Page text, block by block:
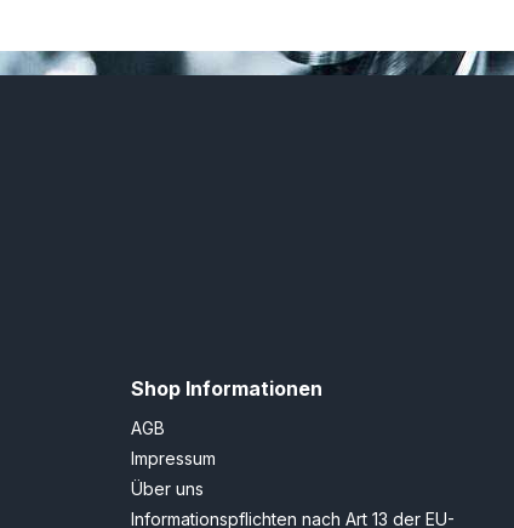
Shop Informationen
AGB
Impressum
Über uns
Informationspflichten nach Art 13 der EU-